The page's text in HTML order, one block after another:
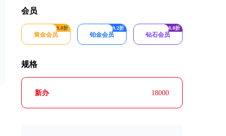
会员
9.8折
黄金会员
9.2折
铂金会员
8.8折
钻石会员
规格
新办 18000